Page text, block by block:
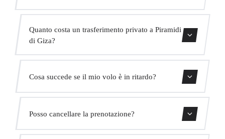
Quanto costa un trasferimento privato a Piramidi
di Giza?
prezzo fisso immediato. Senza costi nascosti.
Cosa succede se il mio volo è in ritardo?
adatterà automaticamente l'orario di ritiro senza costi
aggiuntivi.
Posso cancellare la prenotazione?